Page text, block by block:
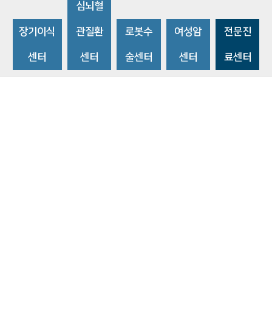
장기이식
센터
심뇌혈
관질환
센터
로봇수
술센터
여성암
센터
전문진
료센터